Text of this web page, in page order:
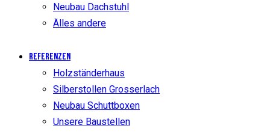
Neubau Dachstuhl
Älles andere
Referenzen
Holzständerhaus
Silberstollen Grosserlach
Neubau Schuttboxen
Unsere Baustellen